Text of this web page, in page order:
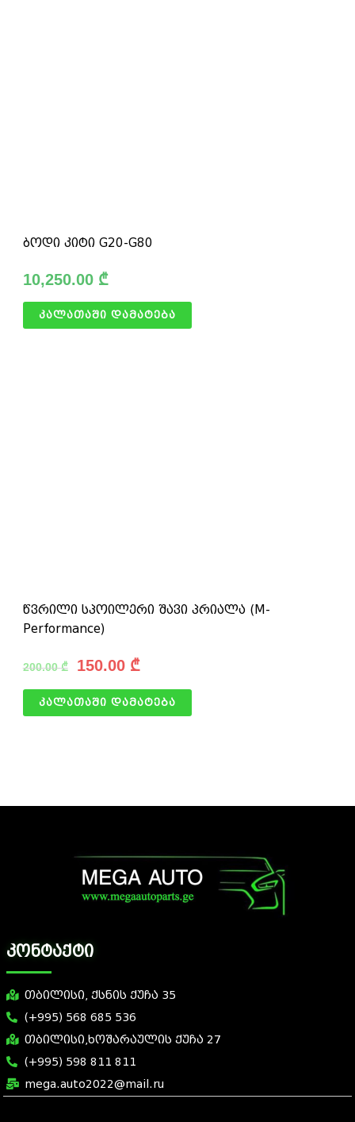
ბოდი კიტი G20-G80
10,250.00 ₾
კალათაში დამატება
წვრილი სპოილერი შავი პრიალა (M-
Performance)
200.00₾ 150.00 ₾
კალათაში დამატება
კონტაქტი
თბილისი, ქსნის ქუჩა 35
(+995) 568 685 536
თბილისი,ხოშარაულის ქუჩა 27
(+995) 598 811 811
mega.auto2022@mail.ru